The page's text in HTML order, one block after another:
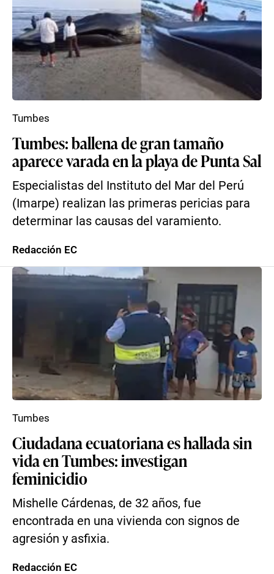
Tumbes: ballena de gran tamaño
aparece varada en la playa de Punta Sal
Especialistas del Instituto del Mar del Perú
(Imarpe) realizan las primeras pericias para
determinar las causas del varamiento.
Tumbes
Redacción EC
Ciudadana ecuatoriana es hallada sin
vida en Tumbes: investigan
feminicidio
Mishelle Cárdenas, de 32 años, fue
encontrada en una vivienda con signos de
agresión y asfixia.
Tumbes
Redacción EC